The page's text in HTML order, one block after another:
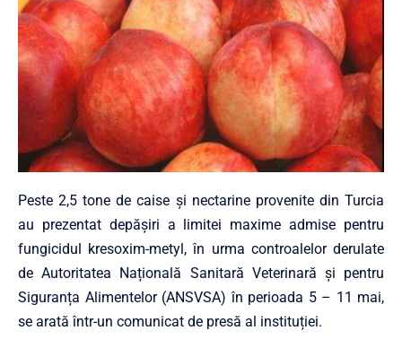
Peste 2,5 tone de caise și nectarine provenite din Turcia
au prezentat depășiri a limitei maxime admise pentru
fungicidul kresoxim-metyl, în urma controalelor derulate
de Autoritatea Națională Sanitară Veterinară și pentru
Siguranța Alimentelor (ANSVSA) în perioada 5 – 11 mai,
se arată într-un comunicat de presă al instituției.